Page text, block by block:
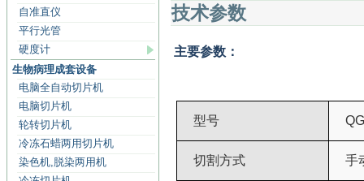
自准直仪
平行光管
硬度计
生物病理成套设备
电脑全自动切片机
电脑切片机
轮转切片机
冷冻石蜡两用切片机
染色机,脱染两用机
技术参数
主要参数：
型号
切割方式 手